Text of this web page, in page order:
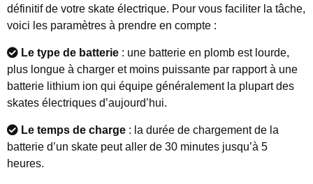
définitif de votre skate électrique. Pour vous faciliter la tâche,
voici les paramètres à prendre en compte :
Le type de batterie : une batterie en plomb est lourde,
plus longue à charger et moins puissante par rapport à une
batterie lithium ion qui équipe généralement la plupart des
skates électriques d’aujourd’hui.
Le temps de charge : la durée de chargement de la
batterie d’un skate peut aller de 30 minutes jusqu’à 5
heures.